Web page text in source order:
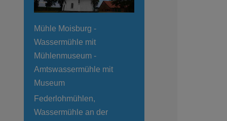
Mühle Moisburg -
Wassermühle mit
Mühlenmuseum -
Amtswassermühle mit
Museum
Federlohmühlen,
Wassermühle an der